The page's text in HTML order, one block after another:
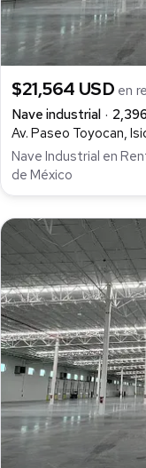
$21,564 USD en
Nave industrial
Av. Paseo Toyocan,
Nave Industrial en
de México